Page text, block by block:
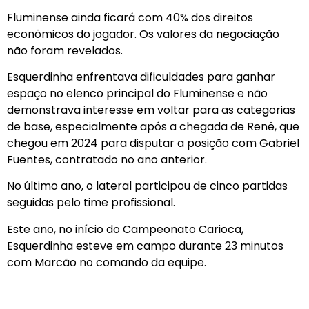
Fluminense ainda ficará com 40% dos direitos
econômicos do jogador. Os valores da negociação
não foram revelados.
Esquerdinha enfrentava dificuldades para ganhar
espaço no elenco principal do Fluminense e não
demonstrava interesse em voltar para as categorias
de base, especialmente após a chegada de Renê, que
chegou em 2024 para disputar a posição com Gabriel
Fuentes, contratado no ano anterior.
No último ano, o lateral participou de cinco partidas
seguidas pelo time profissional.
Este ano, no início do Campeonato Carioca,
Esquerdinha esteve em campo durante 23 minutos
com Marcão no comando da equipe.